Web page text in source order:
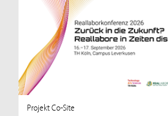
Projekt Co-Site